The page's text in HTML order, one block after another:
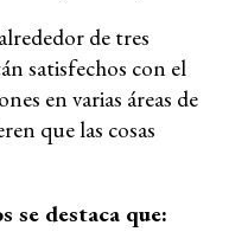
de tres
satisfechos con el
en varias áreas de
que las cosas
se destaca que: